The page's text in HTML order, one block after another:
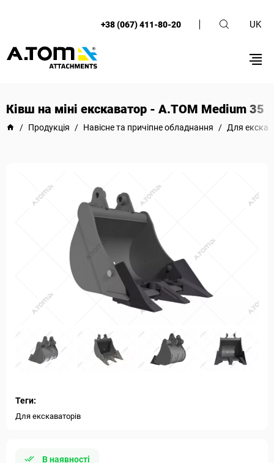
+38 (067) 411-80-20 UK
Ківш на міні екскаватор - А.ТОМ Medium 35
/ Продукція / Навісне та причіпне обладнання / Для
Теги:
Для екскаваторів
В наявності